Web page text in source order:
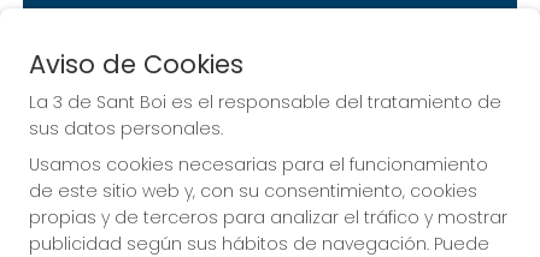
LA QUINIELA
PRÓXIMO BOTE MILLONARIO:
1.000.000€
Aviso de Cookies
La 3 de Sant Boi es el responsable del tratamiento de
sus datos personales.
Usamos cookies necesarias para el funcionamiento
de este sitio web y, con su consentimiento, cookies
propias y de terceros para analizar el tráfico y mostrar
publicidad según sus hábitos de navegación. Puede